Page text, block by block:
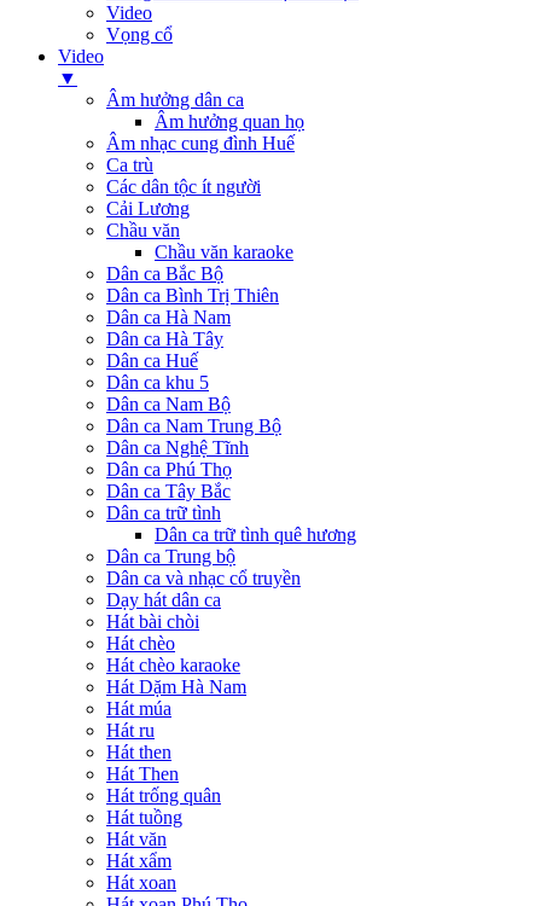
Video
Vọng cổ
Video
▼
Âm hưởng dân ca
Âm hưởng quan họ
Âm nhạc cung đình Huế
Ca trù
Các dân tộc ít người
Cải Lương
Chầu văn
Chầu văn karaoke
Dân ca Bắc Bộ
Dân ca Bình Trị Thiên
Dân ca Hà Nam
Dân ca Hà Tây
Dân ca Huế
Dân ca khu 5
Dân ca Nam Bộ
Dân ca Nam Trung Bộ
Dân ca Nghệ Tĩnh
Dân ca Phú Thọ
Dân ca Tây Bắc
Dân ca trữ tình
Dân ca trữ tình quê hương
Dân ca Trung bộ
Dân ca và nhạc cổ truyền
Dạy hát dân ca
Hát bài chòi
Hát chèo
Hát chèo karaoke
Hát Dặm Hà Nam
Hát múa
Hát ru
Hát then
Hát Then
Hát trống quân
Hát tuồng
Hát văn
Hát xẩm
Hát xoan